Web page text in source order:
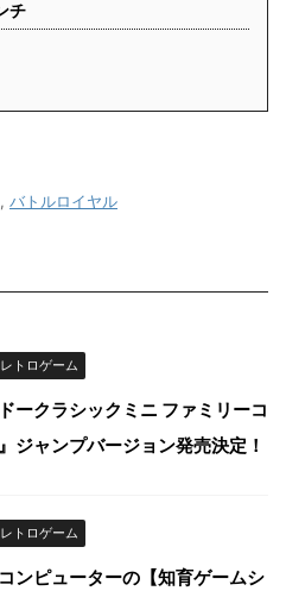
チ
, バトルロイヤル
レトロゲーム
ークラシックミニ ファミリーコ
ジャンプバージョン発売決定！
レトロゲーム
ンピューターの【知育ゲームシ